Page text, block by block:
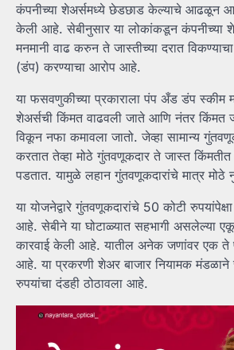
कंपनीच्या शेअर्समध्ये छेडछाड केल्याचे आढळून
केली आहे. सेबीनुसार या लोकांकडून कंपनीच्या
मनमानी वाढ करुन ते जास्तीच्या दरात
(डंप) करण्याचा आरोप आहे.
या फसवणुकीच्या प्रकाराला पंप अँड डंप स्कीम
शेअर्सची किंमत वाढवली जाते आणि नंतर किंमत
विकून नफा कमावला जातो. जेव्हा सामान्य
करतात तेव्हा मोठे गुंतवणूकदार ते जास्त
पडतात. यामुळे लहान गुंतवणूकदारांचे मात्र मोठे
या योजनेद्वारे गुंतवणूकदारांचे 50 कोटी
आहे. सेबीने या घोटाळ्यात सहभागी असलेल्या
कारवाई केली आहे. यातील अनेक जणांवर एक ते
आहे. या प्रकरणी शेअर बाजार नियामक मंडळाने
रुपयांचा दंडही ठोठावला आहे.